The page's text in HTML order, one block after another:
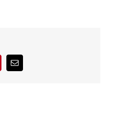
PinterestCorreo
electrónico